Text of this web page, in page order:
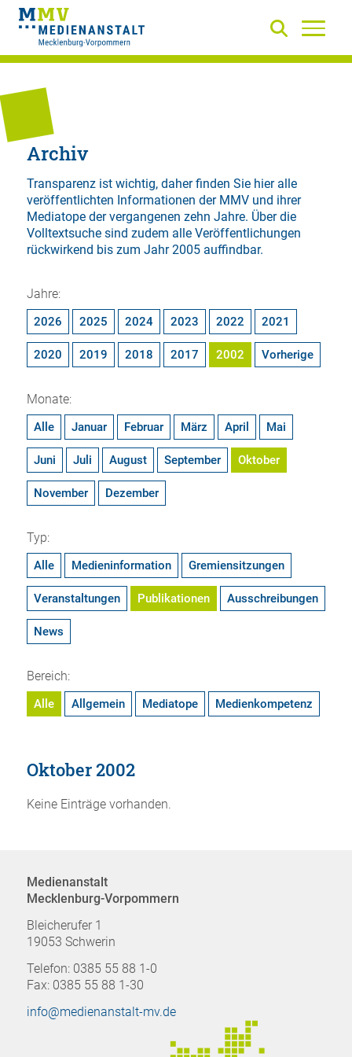
Archiv
Transparenz ist wichtig, daher finden Sie hier alle
veröffentlichten Informationen der MMV und ihrer
Mediatope der vergangenen zehn Jahre. Über die
Volltextsuchesind zudem alle Veröffentlichungen
rückwirkend bis zum Jahr 2005 auffindbar.
Jahre:
2026 2025 2024 2023 2022 2021
2020 2019 2018 2017 2002 Vorherige
Monate:
Alle Januar Februar März April Mai
Juni Juli August September Oktober
November Dezember
Typ:
Alle Medieninformation Gremiensitzungen
Veranstaltungen Publikationen Ausschreibungen
News
Bereich:
Alle Allgemein Mediatope Medienkompetenz
Oktober 2002
Keine Einträge vorhanden.
Medienanstalt
Mecklenburg-Vorpommern
Bleicherufer 1
19053 Schwerin
Telefon: 0385 55 88 1-0
Fax: 0385 55 88 1-30
info@medienanstalt-mv.de